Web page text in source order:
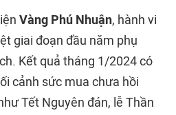
Vàng Phú Nhuận, hành vi
giai đoạn đầu năm phụ
Kết quả tháng 1/2024 có
cảnh sức mua chưa hồi
Tết Nguyên đán, lễ Thần